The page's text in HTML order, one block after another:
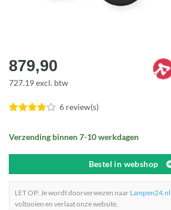
879,90
727.19 excl. btw
6 review(s)
Verzending binnen 7-10 werkdagen
Bestel in webshop
LET OP: Je wordt doorverwezen naar Lampen24.nl
voltooien en verlaat onze website.